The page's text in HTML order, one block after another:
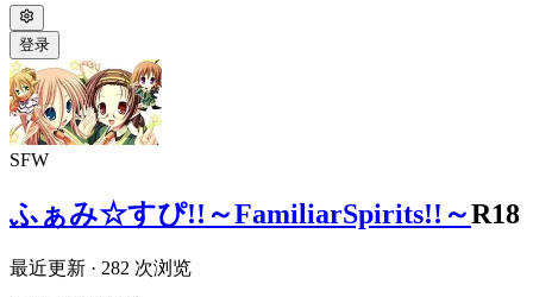
登录
SFW
ふぁみ☆すぴ!!～FamiliarSpirits!!～R18
最近更新 · 282 次浏览